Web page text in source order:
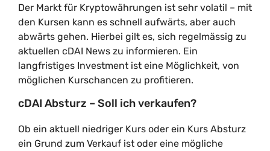
Der Markt für Kryptowährungen ist sehr volatil – mit
den Kursen kann es schnell aufwärts, aber auch
abwärts gehen. Hierbei gilt es, sich regelmässig zu
aktuellen cDAI News zu informieren. Ein
langfristiges Investment ist eine Möglichkeit, von
möglichen Kurschancen zu profitieren.
cDAI Absturz – Soll ich verkaufen?
Ob ein aktuell niedriger Kurs oder ein Kurs Absturz
ein Grund zum Verkauf ist oder eine mögliche